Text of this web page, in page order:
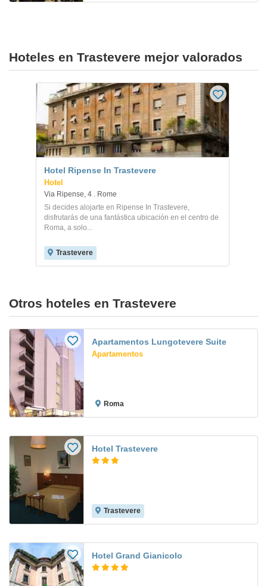
Hoteles en Trastevere mejor valorados
Hotel Ripense In Trastevere
Hotel
Via Ripense, 4 . Rome
Si decides alojarte en Ripense In Trastevere,
disfrutarás de una fantástica ubicación en el centro de
Roma, a solo...
Trastevere
Otros hoteles en Trastevere
Apartamentos Lungotevere Suite
Apartamentos
Roma
Hotel Trastevere
Trastevere
Hotel Grand Gianicolo